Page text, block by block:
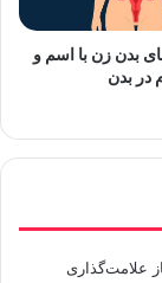
بدن زن با اسم و
در بدن
علامت‌گذاری